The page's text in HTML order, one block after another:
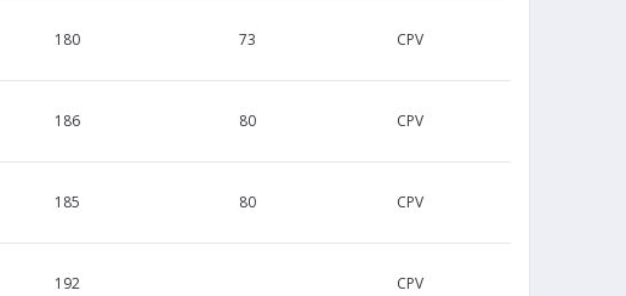
180 73 CPV
186 80 CPV
185 80 CPV
192 CPV